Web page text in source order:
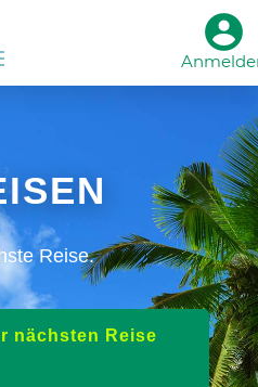
Reise.
nächsten Reise